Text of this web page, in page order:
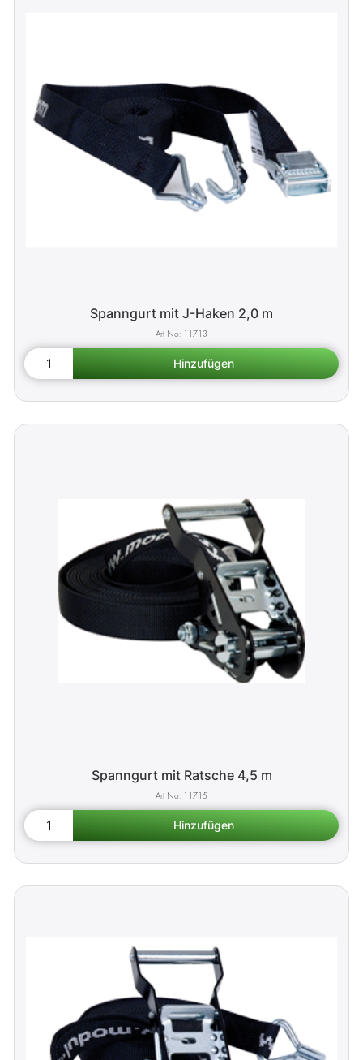
Spanngurt mit J-Haken 2,0 m
11713
Spanngurt mit Ratsche 4,5 m
11715